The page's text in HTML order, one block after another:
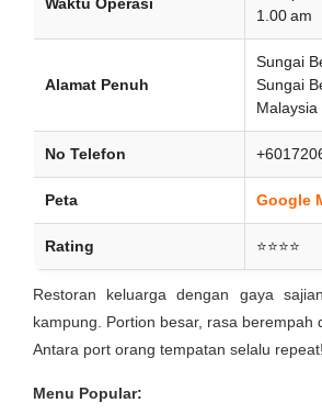
1.00 am
Alamat Penuh
Sungai
Sungai
Malaysia
No Telefon
Peta Google
Rating ⭐⭐⭐⭐
Restoran keluarga dengan gaya
kampung. Portion besar, rasa berempah
Antara port orang tempatan selalu repeat!
Menu Popular: